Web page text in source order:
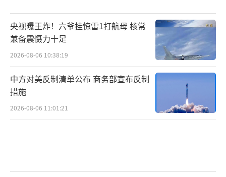
央视曝王炸！六爷挂惊雷1打航母 核常
兼备震慑力十足
2026-08-06 10:38:19
中方对美反制清单公布 商务部宣布反制
措施
2026-08-06 11:01:21